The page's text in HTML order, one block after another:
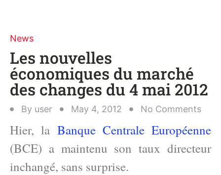
News
Les nouvelles
économiques du marché
des changes du 4 mai 2012
By user May 4, 2012 No Comments
Hier, la Banque Centrale Européenne
(BCE) a maintenu son taux directeur
inchangé, sans surprise.